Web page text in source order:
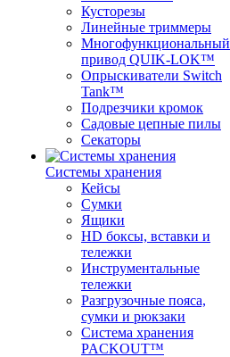
Кусторезы
Линейные триммеры
Многофункциональный
привод QUIK-LOK™
Опрыскиватели Switch
Tank™
Подрезчики кромок
Садовые цепные пилы
Секаторы
Системы хранения
Кейсы
Сумки
Ящики
HD боксы, вставки и
тележки
Инструментальные
тележки
Разгрузочные пояса,
сумки и рюкзаки
Система хранения
PACKOUT™